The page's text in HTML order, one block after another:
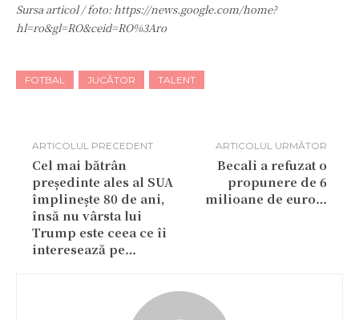
Sursa articol / foto: https://news.google.com/home?
hl=ro&gl=RO&ceid=RO%3Aro
FOTBAL JUCĂTOR TALENT
ARTICOLUL PRECEDENT
Cel mai bătrân
președinte ales al SUA
împlinește 80 de ani,
însă nu vârsta lui
Trump este ceea ce îi
interesează pe…
ARTICOLUL URMĂTOR
Becali a refuzat o
propunere de 6
milioane de euro…